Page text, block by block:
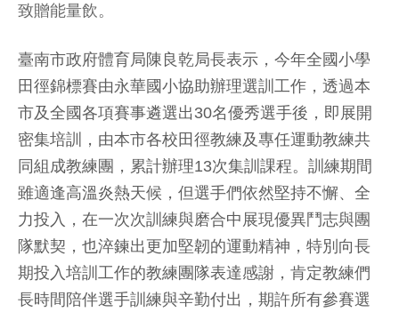
致贈能量飲。
臺南市政府體育局陳良乾局長表示，今年全國小學
田徑錦標賽由永華國小協助辦理選訓工作，透過本
市及全國各項賽事遴選出30名優秀選手後，即展開
密集培訓，由本市各校田徑教練及專任運動教練共
同組成教練團，累計辦理13次集訓課程。訓練期間
雖適逢高溫炎熱天候，但選手們依然堅持不懈、全
力投入，在一次次訓練與磨合中展現優異鬥志與團
隊默契，也淬鍊出更加堅韌的運動精神，特別向長
期投入培訓工作的教練團隊表達感謝，肯定教練們
長時間陪伴選手訓練與辛勤付出，期許所有參賽選